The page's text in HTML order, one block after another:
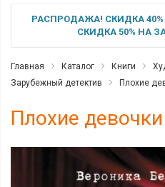
РАСПРОДАЖА! СКИДКА
СКИДКА 50% НА
Главная Каталог Книги
Зарубежный детектив
Плохие
Плохие